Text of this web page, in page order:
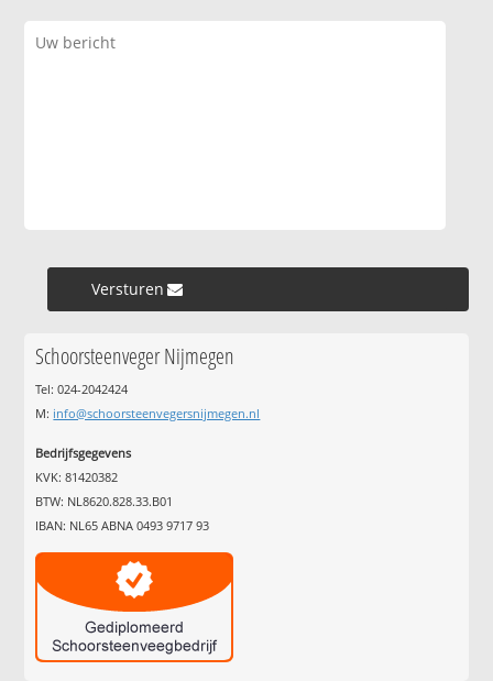
Versturen »
Schoorsteenveger Nijmegen
Tel: 024-2042424
M: info@schoorsteenvegersnijmegen.nl
Bedrijfsgegevens
KVK: 81420382
BTW: NL8620.828.33.B01
IBAN: NL65 ABNA 0493 9717 93